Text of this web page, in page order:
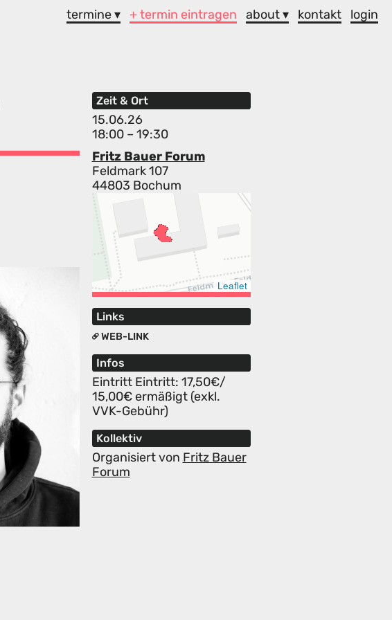
termine ▾ + termin eintragen about ▾ kontakt login
Zeit & Ort
15.06.26
18:00 – 19:30
Fritz Bauer Forum
Feldmark 107
44803 Bochum
Leaflet
Links
WEB-LINK
Infos
Eintritt Eintritt: 17,50€/
15,00€ ermäßigt (exkl.
VVK-Gebühr)
Kollektiv
Organisiert von Fritz Bauer
Forum